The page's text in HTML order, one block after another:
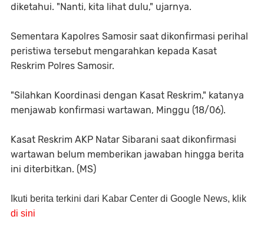
diketahui. "Nanti, kita lihat dulu," ujarnya.
Sementara Kapolres Samosir saat dikonfirmasi perihal
peristiwa tersebut mengarahkan kepada Kasat
Reskrim Polres Samosir.
"Silahkan Koordinasi dengan Kasat Reskrim," katanya
menjawab konfirmasi wartawan, Minggu (18/06).
Kasat Reskrim AKP Natar Sibarani saat dikonfirmasi
wartawan belum memberikan jawaban hingga berita
ini diterbitkan. (MS)
Ikuti berita terkini dari Kabar Center di Google News, klik
di sini